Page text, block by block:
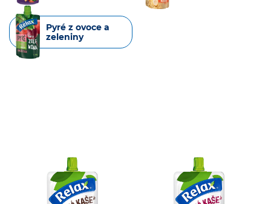
Pyré z ovoce a
zeleniny